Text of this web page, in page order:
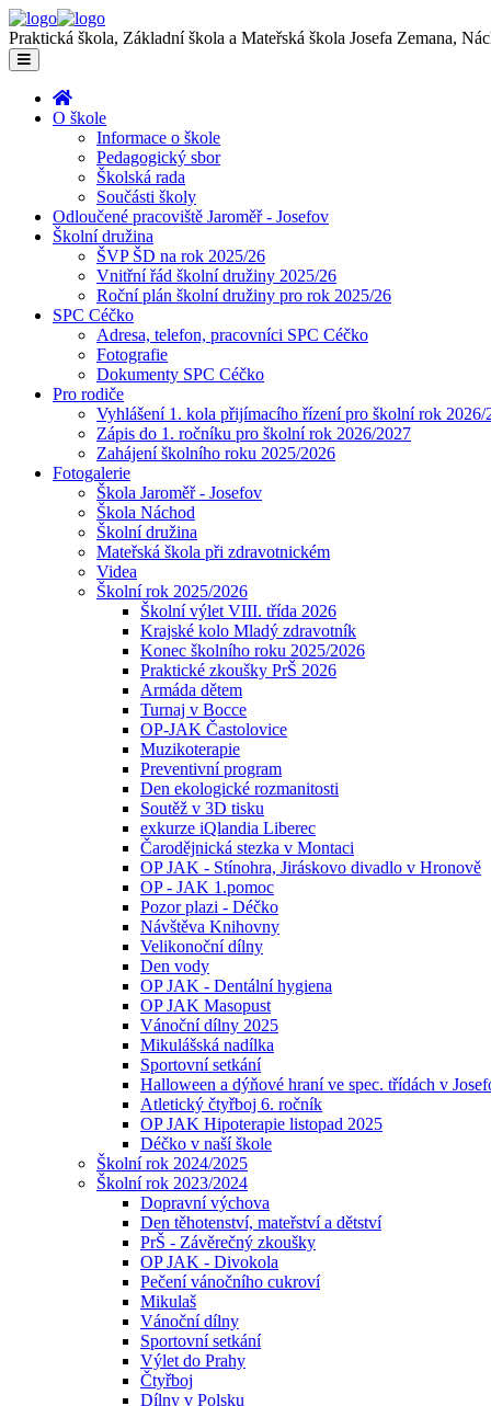
Praktická škola, Základní škola a Mateřská škola Josefa Zemana,
O škole
Informace o škole
Pedagogický sbor
Školská rada
Součásti školy
Odloučené pracoviště Jaroměř - Josefov
Školní družina
ŠVP ŠD na rok 2025/26
Vnitřní řád školní družiny 2025/26
Roční plán školní družiny pro rok 2025/26
SPC Céčko
Adresa, telefon, pracovníci SPC Céčko
Fotografie
Dokumenty SPC Céčko
Pro rodiče
Vyhlášení 1. kola přijímacího řízení pro školní rok 2026/
Zápis do 1. ročníku pro školní rok 2026/2027
Zahájení školního roku 2025/2026
Fotogalerie
Škola Jaroměř - Josefov
Škola Náchod
Školní družina
Mateřská škola při zdravotnickém
Videa
Školní rok 2025/2026
Školní výlet VIII. třída 2026
Krajské kolo Mladý zdravotník
Konec školního roku 2025/2026
Praktické zkoušky PrŠ 2026
Armáda dětem
Turnaj v Bocce
OP-JAK Častolovice
Muzikoterapie
Preventivní program
Den ekologické rozmanitosti
Soutěž v 3D tisku
exkurze iQlandia Liberec
Čarodějnická stezka v Montaci
OP JAK - Stínohra, Jiráskovo divadlo v Hronově
OP - JAK 1.pomoc
Pozor plazi - Déčko
Návštěva Knihovny
Velikonoční dílny
Den vody
OP JAK - Dentální hygiena
OP JAK Masopust
Vánoční dílny 2025
Mikulášská nadílka
Sportovní setkání
Halloween a dýňové hraní ve spec. třídách v
Atletický čtyřboj 6. ročník
OP JAK Hipoterapie listopad 2025
Déčko v naší škole
Školní rok 2024/2025
Školní rok 2023/2024
Dopravní výchova
Den těhotenství, mateřství a dětství
PrŠ - Závěrečný zkoušky
OP JAK - Divokola
Pečení vánočního cukroví
Mikulaš
Vánoční dílny
Sportovní setkání
Výlet do Prahy
Čtyřboj
Dílny v Polsku